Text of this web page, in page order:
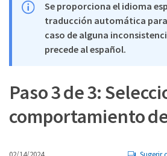
Se proporciona el idioma
traducción automática
caso de alguna
precede al español.
Paso 3 de 3:
comportamiento